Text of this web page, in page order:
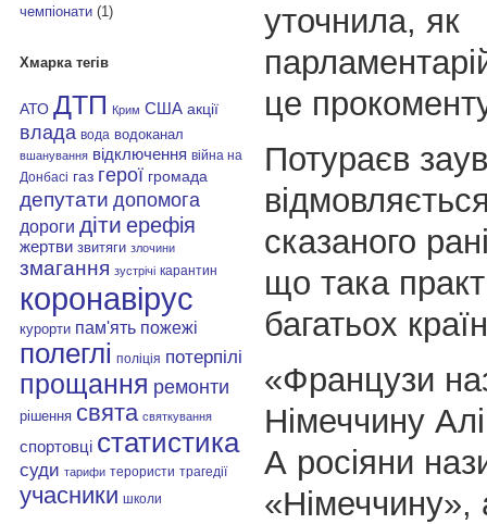
чемпіонати(1)
Хмарка тегів
АТО ДТП Крим США акції
влада вода водоканал
вшанування відключення війна на
Донбасі газ герої громада
депутати допомога
дороги діти ерефія
жертви звитяги злочини
змагання зустрічі карантин
коронавірус
курорти пам'ять пожежі
полеглі поліція потерпілі
прощання ремонти
рішення свята святкування
спортовці статистика
суди тарифи терористи трагедії
учасники школи
уточнила, як
це
Потураєв
сказаного
що така
багатьох
«Французи
Німеччину
А росіяни